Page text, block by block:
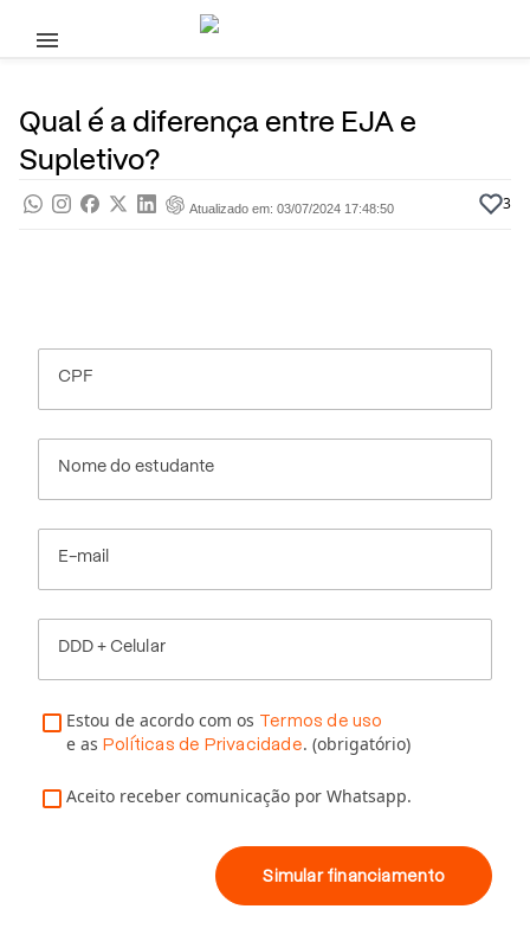
Pular para o conteúdo principal
Qual é a diferença entre EJA e
Supletivo?
Atualizado em: 03/07/2024 17:48:50 3
CPF
Nome do estudante
E-mail
DDD + Celular
Estou de acordo com os Termos de uso
e as Políticas de Privacidade. (obrigatório)
Aceito receber comunicação por Whatsapp.
Simular financiamento